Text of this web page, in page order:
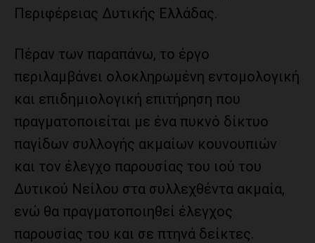
Περιφέρειας Δυτικής Ελλάδας.
Πέραν των παραπάνω, το έργο
περιλαμβάνει ολοκληρωμένη εντομολογική
και επιδημιολογική επιτήρηση που
πραγματοποιείται με ένα πυκνό δίκτυο
παγίδων συλλογής ακμαίων κουνουπιών
και τον έλεγχο παρουσίας του ιού του
Δυτικού Νείλου στα συλλεχθέντα ακμαία,
ενώ θα πραγματοποιηθεί έλεγχος
παρουσίας του και σε πτηνά δείκτες.